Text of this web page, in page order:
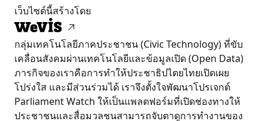
เว็บไซต์นี้สร้างโดย
กลุ่มเทคโนโลยีภาคประชาชน (Civic Technology) ที่ขับ
เคลื่อนสังคมผ่านเทคโนโลยีและข้อมูลเปิด (Open Data)
ภารกิจของเราคือการทำให้ประชาธิปไตยไทยเปิดเผย
โปร่งใส และมีส่วนร่วมได้ เราจึงตั้งใจพัฒนาโปรเจกต์
Parliament Watch ให้เป็นแพลตฟอร์มที่เปิดช่องทางให้
ประชาชนและสื่อมวลชนสามารถจับตาดูการทำงานของ